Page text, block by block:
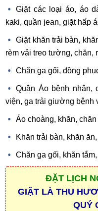
Giặt các loại áo, áo
kaki, quần jean, giặt hấp
Giặt khăn trải bàn,
rèm vải treo tường, chăn,
Chăn ga gối, đồng
Quần Áo bệnh nhân,
viện, ga trải giường bệnh
Áo choàng, khăn, chăn
Khăn trải bàn, khăn
Chăn ga gối, khăn
ĐẶT LỊCH
GIẶT LÀ THU
QUÝ